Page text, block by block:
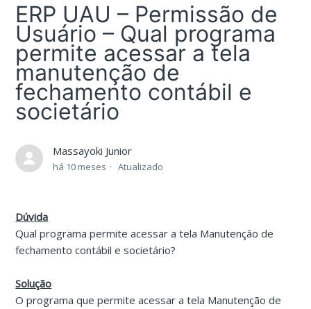
ERP UAU – Permissão de
Usuário – Qual programa
permite acessar a tela
manutenção de
fechamento contábil e
societário
Massayoki Junior
há 10 meses Atualizado
Dúvida
Qual programa permite acessar a tela Manutenção de
fechamento contábil e societário?
Solução
O programa que permite acessar a tela Manutenção de